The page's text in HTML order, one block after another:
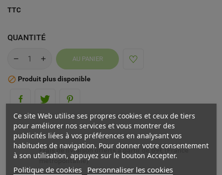
TTC
QUANTITÉ
AU PANIER
 Produit plus disponible
Frais de livraison offerts à partir de 69€ (France
métropolitaine)
Ce site Web utilise ses propres cookies et ceux de tiers
pour améliorer nos services et vous montrer des
publicités liées à vos préférences en analysant vos
habitudes de navigation. Pour donner votre consentement
à son utilisation, appuyez sur le bouton Accepter.
Politique de cookies Personnaliser les cookies